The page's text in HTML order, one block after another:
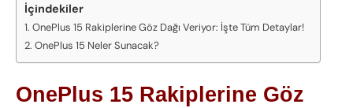
İçindekiler
OnePlus 15 Rakiplerine Göz Dağı Veriyor: İşte Tüm Detaylar!
OnePlus 15 Neler Sunacak?
OnePlus 15 Rakiplerine Göz